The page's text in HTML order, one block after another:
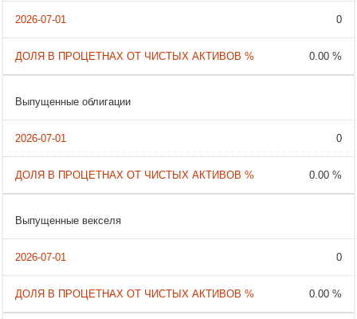
0
0.00 %
Выпущенные облигации
0
0.00 %
Выпущенные векселя
0
0.00 %